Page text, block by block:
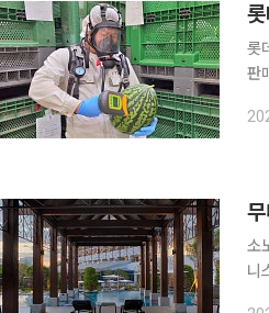
롯
판매한다고
부
소
니